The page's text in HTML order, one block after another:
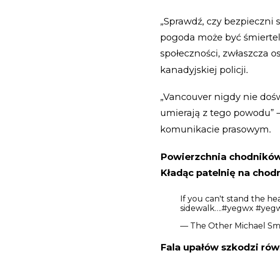
„Sprawdź, czy bezpieczni
pogoda może być
społeczności, zwłaszcza
kanadyjskiej policji.
„Vancouver nigdy nie
umierają z tego powodu”
komunikacie prasowym.
Powierzchnia
Kładąc patelnię na
If you can't stand the
sidewalk….#yegwx
— The Other Michael
Fala upałów szkodzi